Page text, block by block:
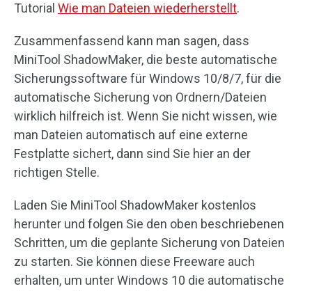
Tutorial Wie man Dateien wiederherstellt.
Zusammenfassend kann man sagen, dass
MiniTool ShadowMaker, die beste automatische
Sicherungssoftware für Windows 10/8/7, für die
automatische Sicherung von Ordnern/Dateien
wirklich hilfreich ist. Wenn Sie nicht wissen, wie
man Dateien automatisch auf eine externe
Festplatte sichert, dann sind Sie hier an der
richtigen Stelle.
Laden Sie MiniTool ShadowMaker kostenlos
herunter und folgen Sie den oben beschriebenen
Schritten, um die geplante Sicherung von Dateien
zu starten. Sie können diese Freeware auch
erhalten, um unter Windows 10 die automatische